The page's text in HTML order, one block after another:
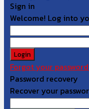
Sign in
Welcome! Log into
Forgot your
Password recovery
Recover your